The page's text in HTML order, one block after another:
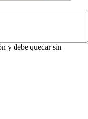
y debe quedar sin